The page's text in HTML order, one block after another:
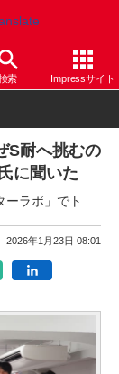
索 Impressサイト
S耐へ挑むの
に聞いた
ーラボ」でト
2026年1月23日 08:01